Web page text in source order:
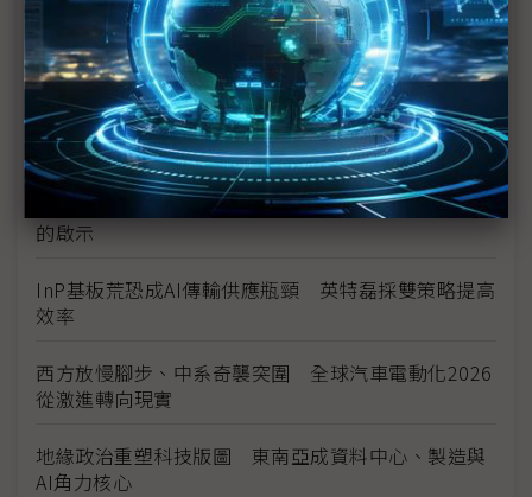
東南亞各國與美貿易協議持續推進 2026聚焦關鍵礦
產、轉口問題
陳立武與川普關鍵40分鐘會談 將政治阻力化為英特
爾資金
評析：美國「創世紀任務」AI科研戰略對台灣供應鏈
的啟示
InP基板荒恐成AI傳輸供應瓶頸 英特磊採雙策略提高
效率
西方放慢腳步、中系奇襲突圍 全球汽車電動化2026
從激進轉向現實
地緣政治重塑科技版圖 東南亞成資料中心、製造與
AI角力核心